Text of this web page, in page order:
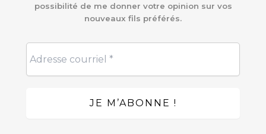
possibilité de me donner votre opinion sur vos
nouveaux fils préférés.